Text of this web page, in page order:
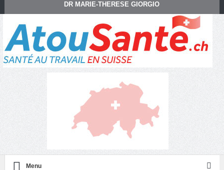
DR MARIE-THERESE GIORGIO
Menu